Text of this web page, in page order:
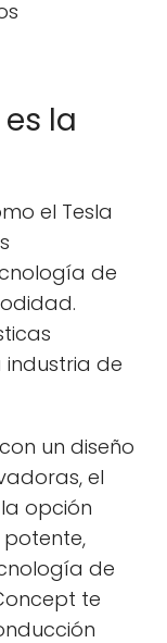
la
el Tesla
de
industria de
un diseño
el
opción
de
te